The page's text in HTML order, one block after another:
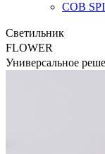
COB
Светильник
FLOWER
Универсальное